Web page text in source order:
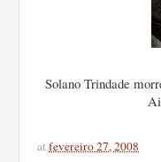
Solano Trindade
atfevereiro 27, 2008